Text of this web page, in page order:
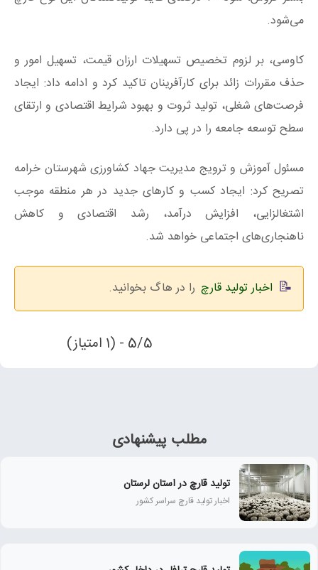
می‌شود.
کاوسی، بر لزوم تخصیص تسهیلات ارزان قیمت، تسهیل امور و
حذف مقررات زائد برای کارآفرینان تاکید کرد و ادامه داد: ایجاد
فرصت‌های شغلی، تولید ثروت و بهبود شرایط اقتصادی و ارتقای
سطح توسعه جامعه را در پی دارد.
مسئول آموزش و ترویج مدیریت جهاد کشاورزی شهرستان خرامه
تصریح کرد: ایجاد کسب و کار‌های جدید در هر منطقه موجب
اشتغالزایی، افزایش درآمد، رشد اقتصادی و کاهش
ناهنجاری‌های اجتماعی خواهد شد.
اخبار تولید قارچ را در هاگ بخوانید.
5/5 - (1 امتیاز)
مطلب پیشنهادی
تولید قارچ در استان لرستان
اخبار تولید قارچ سراسر کشور